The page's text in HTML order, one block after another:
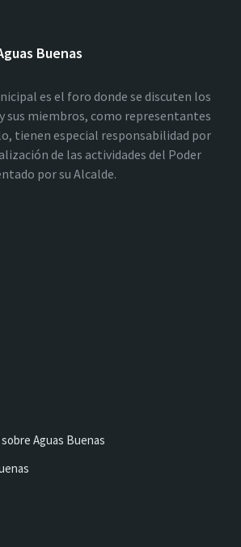
Buenas
es el foro donde se discuten los
sus miembros, como representantes
tienen especial responsabilidad por
de las actividades del Poder
por su Alcalde.
Aguas Buenas